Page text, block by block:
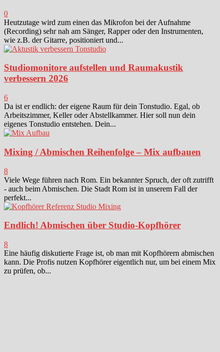
0
Heutzutage wird zum einen das Mikrofon bei der Aufnahme
(Recording) sehr nah am Sänger, Rapper oder den Instrumenten,
wie z.B. der Gitarre, positioniert und...
Studiomonitore aufstellen und Raumakustik
verbessern 2026
6
Da ist er endlich: der eigene Raum für dein Tonstudio. Egal, ob
Arbeitszimmer, Keller oder Abstellkammer. Hier soll nun dein
eigenes Tonstudio entstehen. Dein...
Mixing / Abmischen Reihenfolge – Mix aufbauen
8
Viele Wege führen nach Rom. Ein bekannter Spruch, der oft zutrifft
- auch beim Abmischen. Die Stadt Rom ist in unserem Fall der
perfekt...
Endlich! Abmischen über Studio-Kopfhörer
8
Eine häufig diskutierte Frage ist, ob man mit Kopfhörern abmischen
kann. Die Profis nutzen Kopfhörer eigentlich nur, um bei einem Mix
zu prüfen, ob...